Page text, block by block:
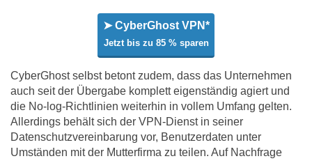
➤ CyberGhost VPN*
Jetzt bis zu 85 % sparen
CyberGhost selbst betont zudem, dass das Unternehmen
auch seit der Übergabe komplett eigenständig agiert und
die No-log-Richtlinien weiterhin in vollem Umfang gelten.
Allerdings behält sich der VPN-Dienst in seiner
Datenschutzvereinbarung vor, Benutzerdaten unter
Umständen mit der Mutterfirma zu teilen. Auf Nachfrage